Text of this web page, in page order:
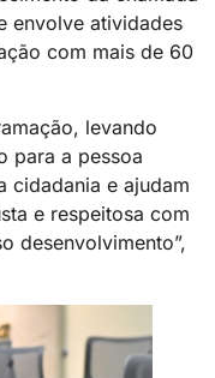
envolve atividades
com mais de 60
levando
para a pessoa
cidadania e ajudam
e respeitosa com
desenvolvimento”,